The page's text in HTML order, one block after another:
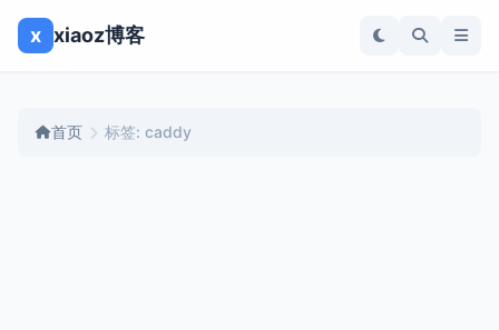
x xiaoz博客
首页 标签: caddy